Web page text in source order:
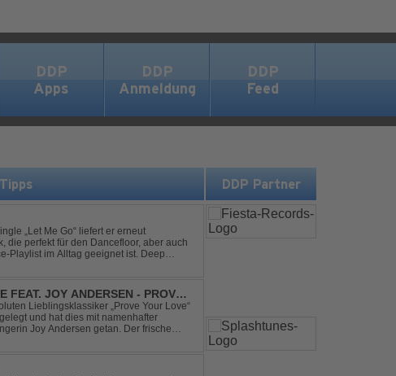
DDP
Apps
DDP
Anmeldung
DDP
Feed
„Let Me Go“ liefert er erneut
die perfekt für den Dancefloor, aber auch
Playlist im Alltag geeignet ist. Deep
FEAT. JOY ANDERSEN - PROVE
Lieblingsklassiker „Prove Your Love“
und hat dies mit namenhafter
Joy Andersen getan. Der frische
DDP Partner